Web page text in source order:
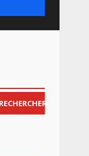
RECHERCHER